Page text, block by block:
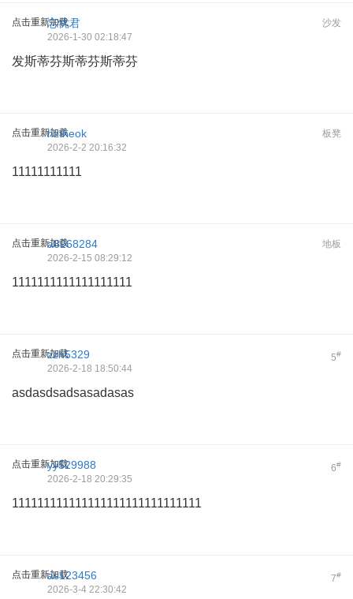
点击重新加载 沙发
忘忧君
2026-1-30 02:18:47
发斯蒂芬斯蒂芬斯蒂芬
点击重新加载 板凳
hztheok
2026-2-2 20:16:32
11111111111
点击重新加载 地板
a8268284
2026-2-15 08:29:12
1111111111111111111
点击重新加载 5#
zzh5329
2026-2-18 18:50:44
asdasdsadsasadasas
点击重新加载 6#
yy529988
2026-2-18 20:29:35
111111111111111111111111111111
点击重新加载 7#
as123456
2026-3-4 22:30:42